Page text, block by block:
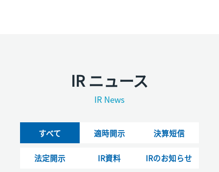
IR ニュース
IR News
すべて 適時開示 決算短信
法定開示 IR資料 IRのお知らせ